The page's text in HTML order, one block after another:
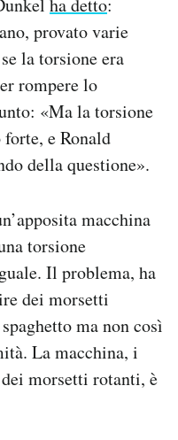
ha detto:
provato varie
la torsione era
rompere lo
«Ma la torsione
forte, e Ronald
della questione».
macchina
torsione
Il problema, ha
dei morsetti
ma non così
La macchina, i
morsetti rotanti, è